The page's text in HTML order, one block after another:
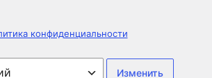
конфиденциальности